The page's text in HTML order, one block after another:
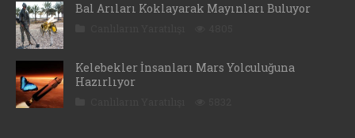
Bal Arıları Koklayarak Mayınları Buluyor
Kelebekler İnsanları Mars Yolculuğuna
Hazırlıyor